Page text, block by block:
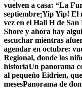
vuelven a casa: “La
septiembre¡Yip Yip! El
vez en el Hall H de San
Shore y ahora hay
escuchar mientras
agendar en octubre:
Regional, donde los
historiaUn panorama
al pequeño Eidrien,
mesesPanorama de